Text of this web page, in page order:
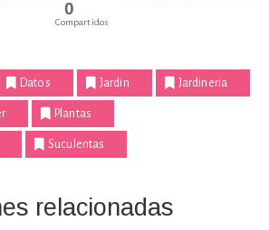
0
Compartidos
Datos Jardin Jardineria
Plantas
Suculentas
relacionadas